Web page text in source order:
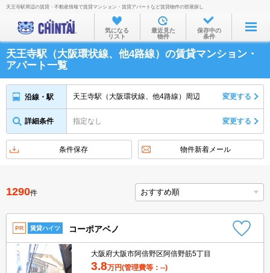
お部屋を探す
沿線・駅から
住所から
家賃相場から
不動産会社から
天王寺駅周辺の賃貸・不動産情報で賃貸マンション・賃貸アパートなど賃貸物件の部屋探し
気になる
リスト
最近見た
物件
保存中の
条件
天王寺駅（大阪環状線、他4路線）の賃貸マンション・
アパート一覧
沿線・駅 天王寺駅（大阪環状線、他4路線）周辺 変更する
詳細条件 指定なし 変更する
条件保存 物件新着メール
1290件
PR 賃貸ハイツ コーポアベノ
大阪府大阪市阿倍野区阿倍野筋5丁目
3.8万円(管理費等：--)